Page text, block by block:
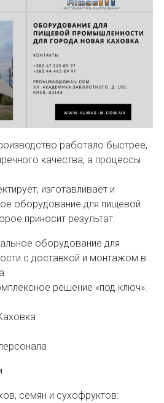
работало быстрее,
качества, а процессы
изготавливает и
оборудование для пищевой
приносит результат.
оборудование для
с доставкой и монтажом в
решение «под ключ»:
семян и сухофруктов: